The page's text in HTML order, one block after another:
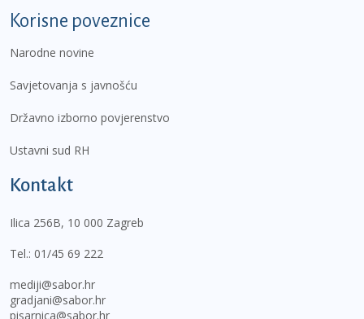
Korisne poveznice
Narodne novine
Savjetovanja s javnošću
Državno izborno povjerenstvo
Ustavni sud RH
Kontakt
Ilica 256B, 10 000 Zagreb
Tel.: 01/45 69 222
mediji@sabor.hr
gradjani@sabor.hr
pisarnica@sabor.hr